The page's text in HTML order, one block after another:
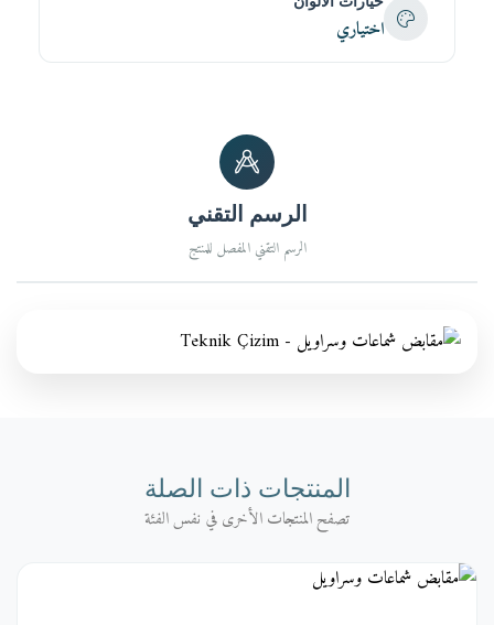
اختياري
الرسم التقني
الرسم التقني المفصل للمنتج
المنتجات ذات الصلة
تصفح المنتجات الأخرى في نفس الفئة